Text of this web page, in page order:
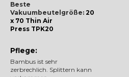
Beste
Vakuumbeutelgröße: 20
x 70 Thin Air
Press TPK20
Pflege:
Bambus ist sehr
zerbrechlich. Splittern kann